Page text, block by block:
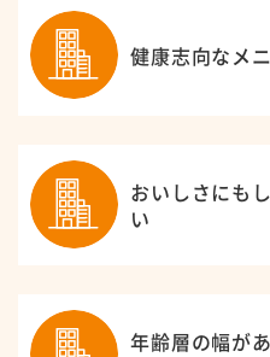
健康志向なメ
おいしさにも
い
年齢層の幅が